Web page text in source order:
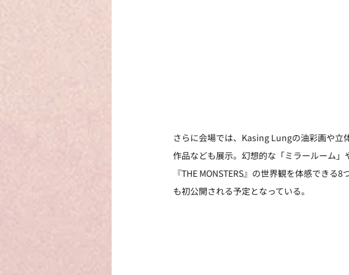
さらに会場では、Kasing Lungの油彩画や立
作品なども展示。幻想的な「ミラールーム」
『THE MONSTERS』の世界観を体感でき
も初公開される予定となっている。